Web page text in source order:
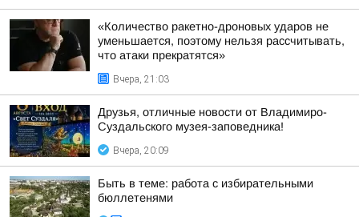
«Количество ракетно-дроновых ударов не
уменьшается, поэтому нельзя рассчитывать,
что атаки прекратятся»
Вчера, 21:03
Друзья, отличные новости от Владимиро-
Суздальского музея-заповедника!
Вчера, 20:09
Быть в теме: работа с избирательными
бюллетенями